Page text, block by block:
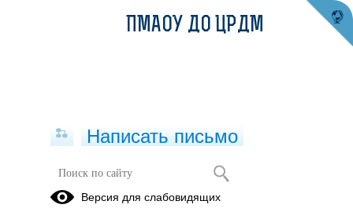
Лицензия с Приложением
ПМАОУ ДО ЦРДМ
Написать письмо
Версия для слабовидящих